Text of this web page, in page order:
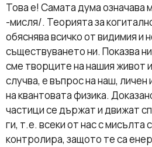
Това е! Самата дума означава
-мисля/. Теорията за
обяснява всичко от видимия и
съществуването ни. Показва
сме творците на нашия живот
случва, е въпрос на наш, личен
на квантовата физика.
частици се държат и движат
ги, т.е. всеки от нас с мисълта
контролира, защото те са